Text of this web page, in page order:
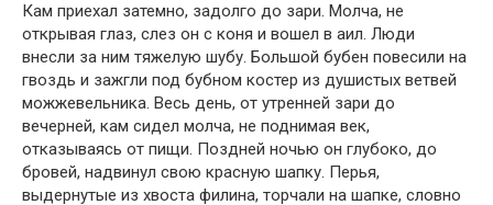
Кам приехал затемно, задолго до зари. Молча, не
открывая глаз, слез он с коня и вошел в аил. Люди
внесли за ним тяжелую шубу. Большой бубен повесили на
гвоздь и зажгли под бубном костер из душистых ветвей
можжевельника. Весь день, от утренней зари до
вечерней, кам сидел молча, не поднимая век,
отказываясь от пищи. Поздней ночью он глубоко, до
бровей, надвинул свою красную шапку. Перья,
выдернутые из хвоста филина, торчали на шапке, словно